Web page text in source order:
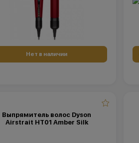
Нет в наличии
Выпрямитель волос Dyson
Airstrait HT01 Amber Silk